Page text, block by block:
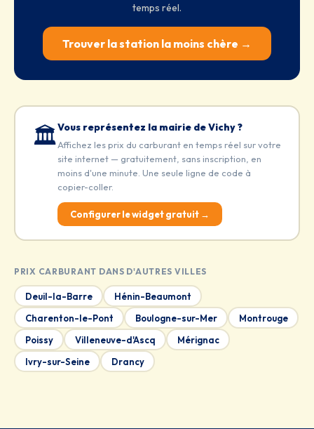
temps réel.
Trouver la station la moins chère →
🏛️Vous représentez la mairie de Vichy ?
Affichez les prix du carburant en temps réel sur votre
site internet — gratuitement, sans inscription, en
moins d'une minute. Une seule ligne de code à
copier-coller.
Configurer le widget gratuit →
PRIX CARBURANT DANS D'AUTRES VILLES
Deuil-la-Barre
Hénin-Beaumont
Charenton-le-Pont
Boulogne-sur-Mer
Montrouge
Poissy
Villeneuve-d'Ascq
Mérignac
Ivry-sur-Seine
Drancy